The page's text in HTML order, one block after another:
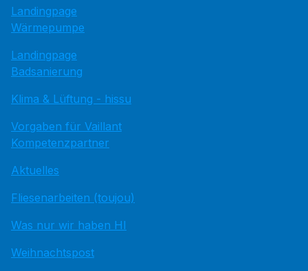
Landingpage
Wärmepumpe
Landingpage
Badsanierung
Klima & Lüftung - hissu
Vorgaben für Vaillant
Kompetenzpartner
Aktuelles
Fliesenarbeiten (toujou)
Was nur wir haben HI
Weihnachtspost